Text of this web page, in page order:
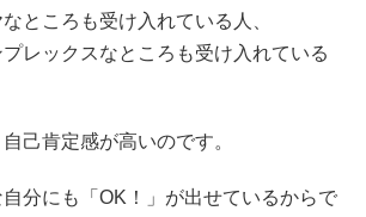
ところも受け入れている人、
レックスなところも受け入れている
己肯定感が高いのです。
分にも「OK！」が出せているからで